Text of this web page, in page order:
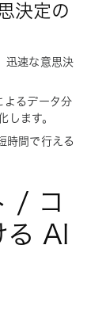
決定の
迅速な意思決
よるデータ分
します。
時間で行える
/ コ
る AI